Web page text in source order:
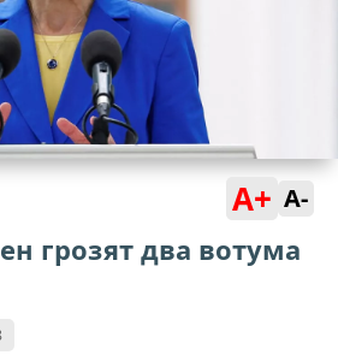
A+ A-
грозят два вотума